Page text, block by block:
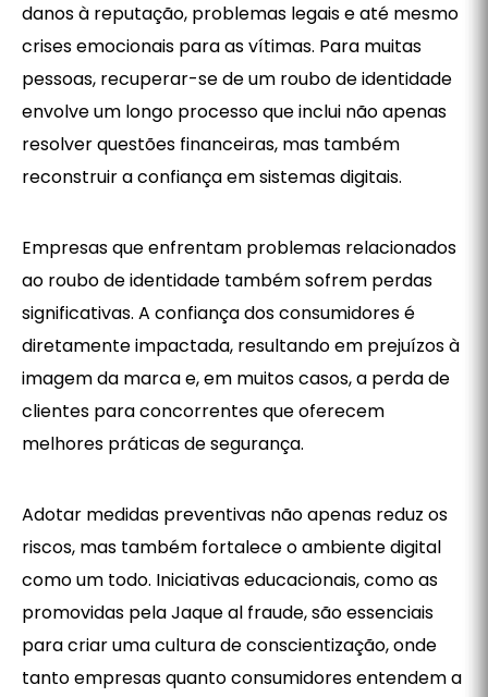
danos à reputação, problemas legais e até mesmo
crises emocionais para as vítimas. Para muitas
pessoas, recuperar-se de um roubo de identidade
envolve um longo processo que inclui não apenas
resolver questões financeiras, mas também
reconstruir a confiança em sistemas digitais.
Empresas que enfrentam problemas relacionados
ao roubo de identidade também sofrem perdas
significativas. A confiança dos consumidores é
diretamente impactada, resultando em prejuízos à
imagem da marca e, em muitos casos, a perda de
clientes para concorrentes que oferecem
melhores práticas de segurança.
Adotar medidas preventivas não apenas reduz os
riscos, mas também fortalece o ambiente digital
como um todo. Iniciativas educacionais, como as
promovidas pela Jaque al fraude, são essenciais
para criar uma cultura de conscientização, onde
tanto empresas quanto consumidores entendem a